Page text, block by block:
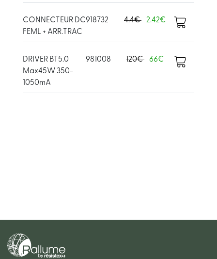
CONNECTEUR DC
FEML + ARR.TRAC
918732 4.4€ 2.42€
DRIVER BT5.0
Max45W 350-
1050mA
981008 120€ 66€